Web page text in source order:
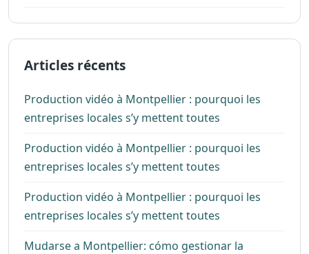
Articles récents
Production vidéo à Montpellier : pourquoi les
entreprises locales s’y mettent toutes
Production vidéo à Montpellier : pourquoi les
entreprises locales s’y mettent toutes
Production vidéo à Montpellier : pourquoi les
entreprises locales s’y mettent toutes
Mudarse a Montpellier: cómo gestionar la